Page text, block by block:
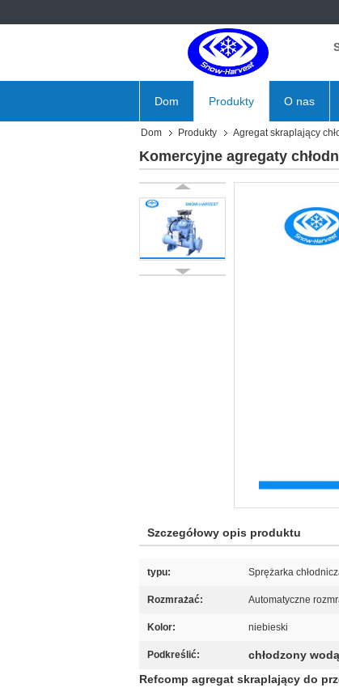
Dom Produkty O nas
Dom Produkty Agregat skraplający
Komercyjne agregaty
Szczegółowy opis produktu
typu: Sprężarka
Rozmrażać: Automatyczne
Kolor: niebieski
Podkreślić: chłodzony
Refcomp agregat skraplający do